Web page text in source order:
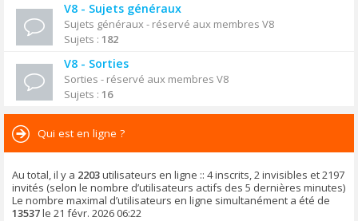
V8 - Sujets généraux
Sujets généraux - réservé aux membres V8
Sujets : 182
V8 - Sorties
Sorties - réservé aux membres V8
Sujets : 16
Qui est en ligne ?
Au total, il y a 2203utilisateurs en ligne :: 4 inscrits, 2 invisibles et 2197
invités (selon le nombre d’utilisateurs actifs des 5 dernières minutes)
Le nombre maximal d’utilisateurs en ligne simultanément a été de
13537le 21 févr. 2026 06:22